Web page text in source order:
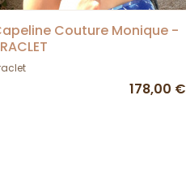
Couture Monique -
178,00 €